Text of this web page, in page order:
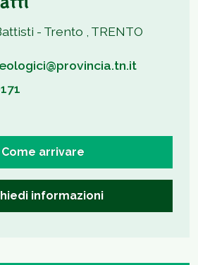
- Trento , TRENTO
Come arrivare
informazioni